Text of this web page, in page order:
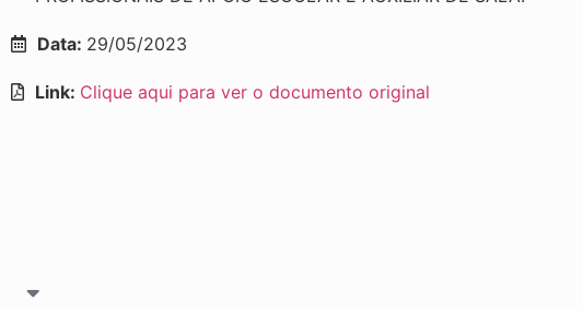
Data: 29/05/2023
Link: Clique aqui para ver o documento original